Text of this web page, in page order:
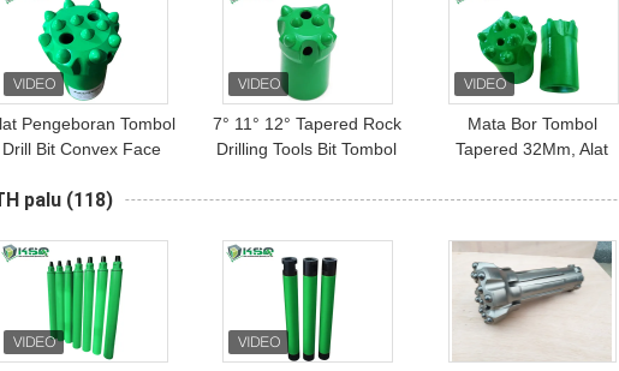
Pengeboran Tombol
Drill Bit Convex Face
Bit
7° 11° 12° Tapered Rock
Drilling Tools Bit Tombol
Mata Bor Tombol
Tapered 32Mm, Alat
Mengebor Batu Granit
palu (118)